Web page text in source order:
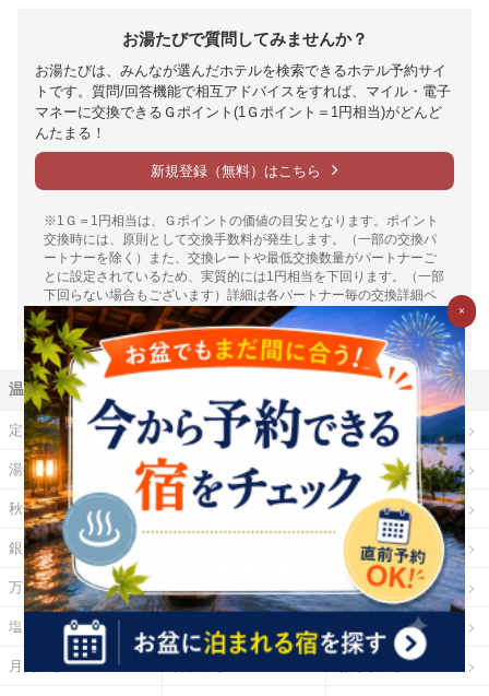
お湯たびで質問してみませんか？
お湯たびは、みんなが選んだホテルを検索できるホテル予約サイ
トです。質問/回答機能で相互アドバイスをすれば、マイル・電子
マネーに交換できるＧポイント(1Ｇポイント＝1円相当)がどんど
んたまる！
新規登録（無料）はこちら
※1Ｇ＝1円相当は、Ｇポイントの価値の目安となります。ポイント
交換時には、原則として交換手数料が発生します。（一部の交換パ
ートナーを除く）また、交換レートや最低交換数量がパートナーご
とに設定されているため、実質的には1円相当を下回ります。（一部
下回らない場合もございます）詳細は各パートナー毎の交換詳細ペ
ージをご確認ください。
温泉地から探す
定山渓温泉 登別温泉 十勝川温泉
湯の川温泉（北海道） 乳頭温泉 鳴子温泉
秋保温泉 東山温泉 蔵王温泉
銀山温泉 伊香保温泉
万座温泉 四万温泉 鬼怒川温泉
塩原温泉 野沢温泉 白骨温泉
月岡温泉
×